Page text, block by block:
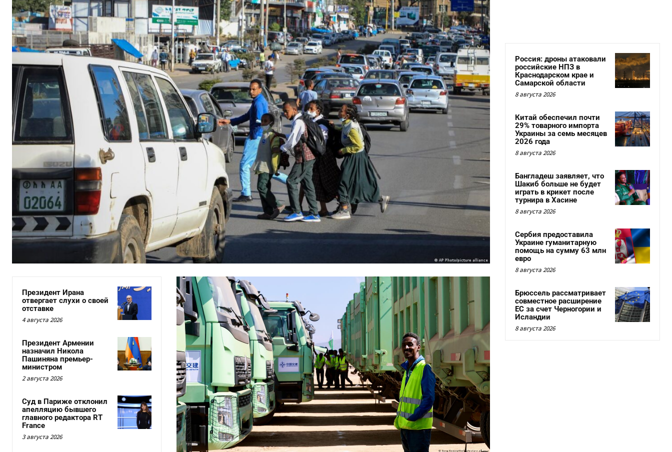
Президент Ирана
отвергает слухи о своей
отставке
4 августа 2026
Президент Армении
назначил Никола
Пашиняна премьер-
министром
2 августа 2026
Суд в Париже отклонил
апелляцию бывшего
главного редактора RT
France
3 августа 2026
Россия: дроны атаковали
российские НПЗ в
Краснодарском крае и
Самарской области
8 августа 2026
Китай обеспечил почти
29% товарного импорта
Украины за семь месяцев
2026 года
8 августа 2026
Бангладеш заявляет, что
Шакиб больше не будет
играть в крикет после
турнира в Хасине
8 августа 2026
Сербия предоставила
Украине гуманитарную
помощь на сумму 63 млн
евро
8 августа 2026
Брюссель рассматривает
совместное расширение
ЕС за счет Черногории и
Исландии
8 августа 2026